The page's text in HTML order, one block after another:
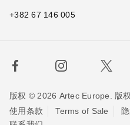
+382 67 146 005
版权 © 2026 Artec Europe. 版
使用条款
Terms of Sale